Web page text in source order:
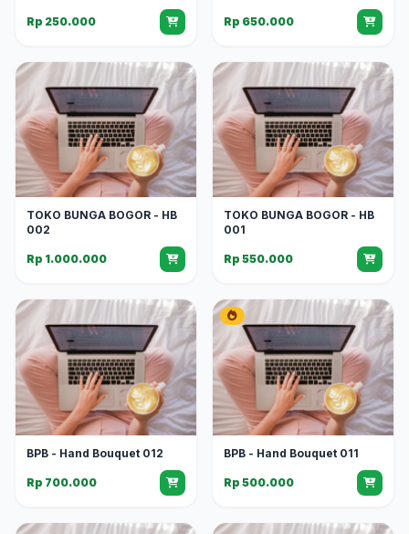
Rp 250.000 Rp 650.000
TOKO BUNGA BOGOR - HB
002
Rp 1.000.000
TOKO BUNGA BOGOR - HB
001
Rp 550.000
BPB - Hand Bouquet 012
Rp 700.000
BPB - Hand Bouquet 011
Rp 500.000